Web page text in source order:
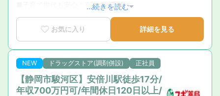
■子育て世代も安心！充実の福利厚生
...続きを読む
お気に入り 詳細を見る
NEW ドラッグストア(調剤併設) 正社員
【静岡市駿河区】安倍川駅徒歩17分/
年収700万円可/年間休日120日以上/